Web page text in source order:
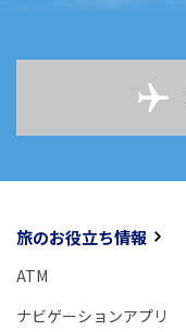
旅のお役立ち情報
ATM
ナビゲーションアプリ